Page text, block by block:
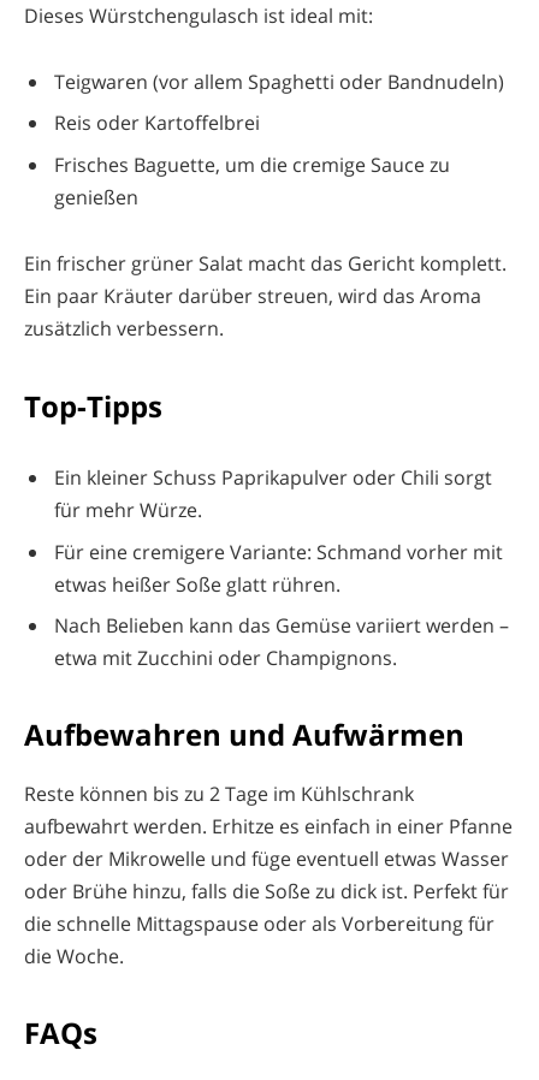
Dieses Würstchengulasch ist ideal mit:
Teigwaren (vor allem Spaghetti oder Bandnudeln)
Reis oder Kartoffelbrei
Frisches Baguette, um die cremige Sauce zu
genießen
Ein frischer grüner Salat macht das Gericht komplett.
Ein paar Kräuter darüber streuen, wird das Aroma
zusätzlich verbessern.
Top-Tipps
Ein kleiner Schuss Paprikapulver oder Chili sorgt
für mehr Würze.
Für eine cremigere Variante: Schmand vorher mit
etwas heißer Soße glatt rühren.
Nach Belieben kann das Gemüse variiert werden –
etwa mit Zucchini oder Champignons.
Aufbewahren und Aufwärmen
Reste können bis zu 2 Tage im Kühlschrank
aufbewahrt werden. Erhitze es einfach in einer Pfanne
oder der Mikrowelle und füge eventuell etwas Wasser
oder Brühe hinzu, falls die Soße zu dick ist. Perfekt für
die schnelle Mittagspause oder als Vorbereitung für
die Woche.
FAQs